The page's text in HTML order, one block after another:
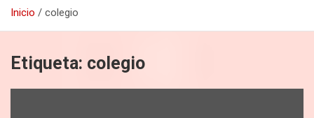
Inicio colegio
Etiqueta: colegio